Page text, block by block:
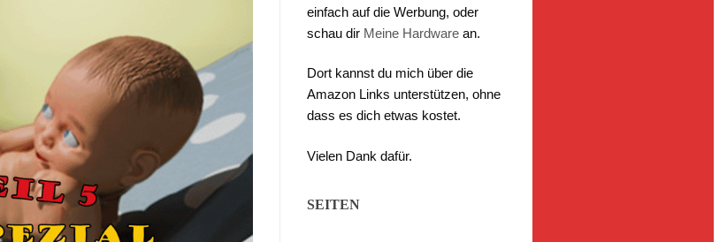
einfach auf die Werbung, oder
schau dir Meine Hardware an.
Dort kannst du mich über die
Amazon Links unterstützen, ohne
dass es dich etwas kostet.
Vielen Dank dafür.
SEITEN